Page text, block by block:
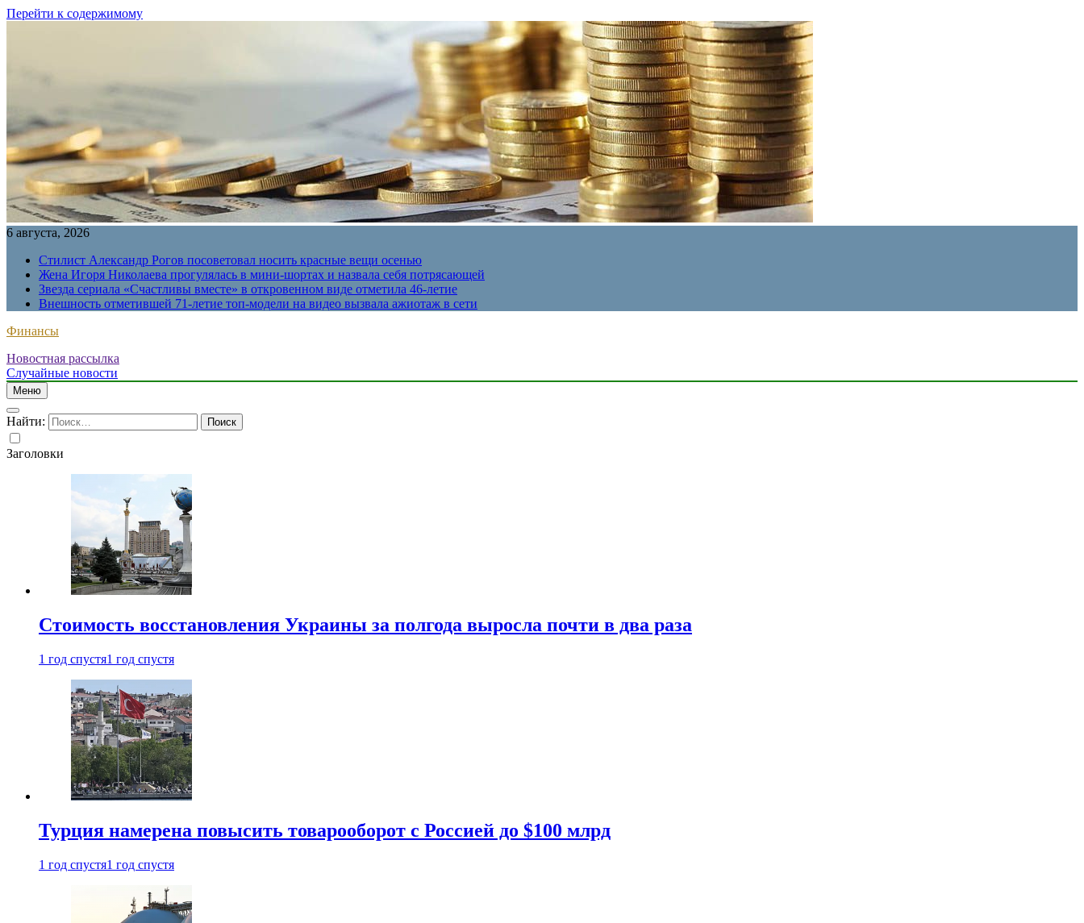
Перейти к содержимому
6 августа, 2026
Стилист Александр Рогов посоветовал носить красные вещи осенью
Жена Игоря Николаева прогулялась в мини-шортах и назвала себя потрясающей
Звезда сериала «Счастливы вместе» в откровенном виде отметила 46-летие
Внешность отметившей 71-летие топ-модели на видео вызвала ажиотаж в сети
Финансы
Новостная рассылка
Случайные новости
Меню
Найти:
Заголовки
Стоимость восстановления Украины за полгода выросла почти в два раза
1 год спустя1 год спустя
Турция намерена повысить товарооборот с Россией до $100 млрд
1 год спустя1 год спустя